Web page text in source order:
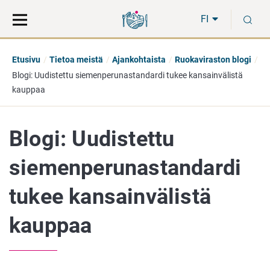
suoraan
sisältöön
koko
sivuston
FI
Etusivu Tietoa meistä Ajankohtaista
Ruokaviraston blogi
Blogi: Uudistettu siemenperunastandardi tukee kansainvälistä
kauppaa
Blogi: Uudistettu
siemenperunastandardi
tukee kansainvälistä
kauppaa